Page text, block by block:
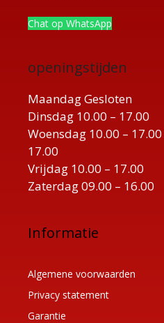
Chat op WhatsApp
openingstijden
Maandag Gesloten
Dinsdag 10.00 – 17.00
Woensdag 10.00 –
17.00
Vrijdag 10.00 – 17.00
Zaterdag 09.00 – 16.00
Informatie
Algemene voorwaarden
Privacy statement
Garantie